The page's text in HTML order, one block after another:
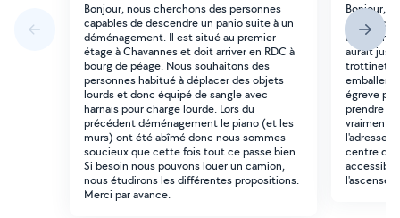
Bonjour, nous cherchons des personnes
capables de descendre un panio suite à un
déménagement. Il est situé au premier
étage à Chavannes et doit arriver en RDC à
bourg de péage. Nous souhaitons des
personnes habitué à déplacer des objets
lourds et donc équipé de sangle avec
harnais pour charge lourde. Lors du
précédent déménagement le piano (et les
murs) ont été abîmé donc nous sommes
soucieux que cette fois tout ce passe bien.
Si besoin nous pouvons louer un camion,
nous étudirons les différentes propositions.
Merci par avance.
Bonjour,
m'aider
aurait un
aurait
trottinette
emballer ,
égreve
prendre
vraiment
l'adresse
centre de